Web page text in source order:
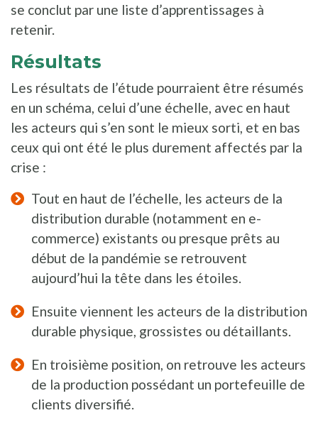
se conclut par une liste d’apprentissages à
retenir.
Résultats
Les résultats de l’étude pourraient être résumés
en un schéma, celui d’une échelle, avec en haut
les acteurs qui s’en sont le mieux sorti, et en bas
ceux qui ont été le plus durement affectés par la
crise :
Tout en haut de l’échelle, les acteurs de la
distribution durable (notamment en e-
commerce) existants ou presque prêts au
début de la pandémie se retrouvent
aujourd’hui la tête dans les étoiles.
Ensuite viennent les acteurs de la distribution
durable physique, grossistes ou détaillants.
En troisième position, on retrouve les acteurs
de la production possédant un portefeuille de
clients diversifié.